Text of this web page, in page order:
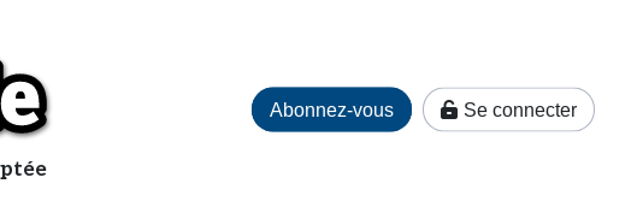
Abonnez-vous Se connecter